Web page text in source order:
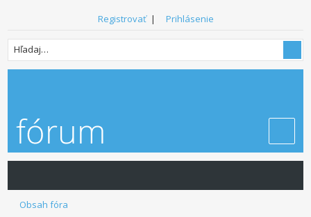
Registrovať| Prihlásenie
Obsah fóra